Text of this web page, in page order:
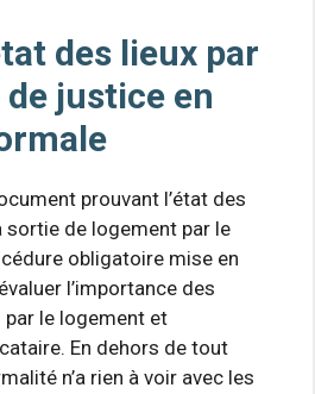
des lieux par
justice en
prouvant l’état des
sortie de logement par le
obligatoire mise en
l’importance des
le logement et
En dehors de tout
n’a rien à voir avec les